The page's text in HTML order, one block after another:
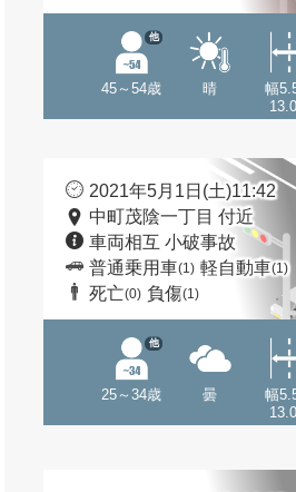
45～54歳
他
晴
幅
2021年5月1日(土)11:42
中町茂陰一丁目 付近
車両相互 小破事故
普通乗用車(1) 軽自動車(1)
死亡(0) 負傷(1)
25～34歳
他
曇
幅